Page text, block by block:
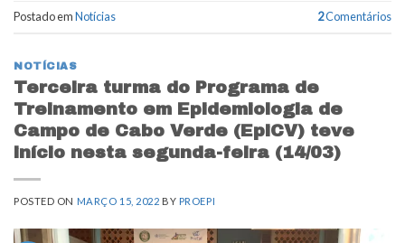
Postado emNotícias 2Comentários
NOTÍCIAS
Terceira turma do Programa de
Treinamento em Epidemiologia de
Campo de Cabo Verde (EpiCV) teve
início nesta segunda-feira (14/03)
POSTED ON MARÇO 15, 2022 BY PROEPI